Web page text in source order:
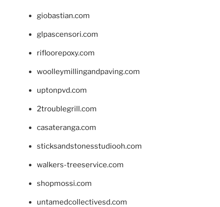
giobastian.com
glpascensori.com
rifloorepoxy.com
woolleymillingandpaving.com
uptonpvd.com
2troublegrill.com
casateranga.com
sticksandstonesstudiooh.com
walkers-treeservice.com
shopmossi.com
untamedcollectivesd.com